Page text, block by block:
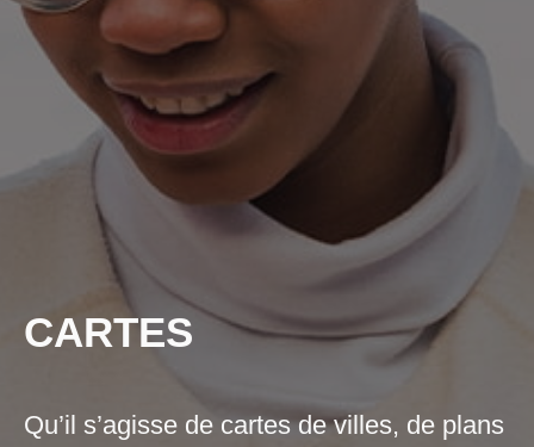
CARTES
Qu’il s’agisse de cartes de villes, de plans